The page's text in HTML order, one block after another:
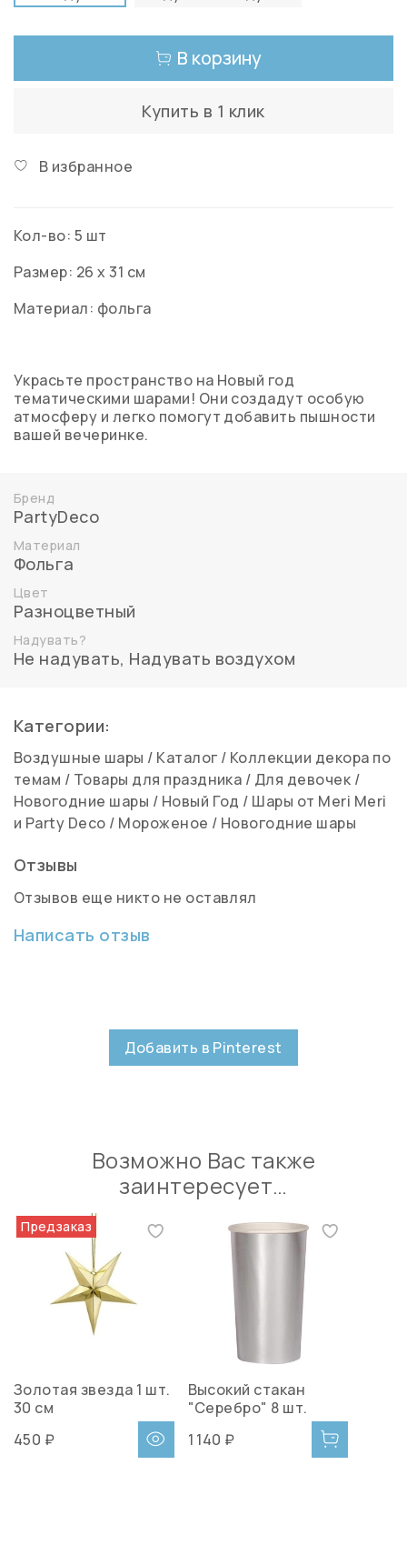
В корзину
Купить в 1 клик
В избранное
Кол-во: 5 шт
Размер: 26 x 31 см
Материал: фольга
Украсьте пространство на Новый год
тематическими шарами! Они создадут особую
атмосферу и легко помогут добавить пышности
вашей вечеринке.
Бренд
PartyDeco
Материал
Фольга
Цвет
Разноцветный
Надувать?
Не надувать, Надувать воздухом
Категории:
Воздушные шары / Каталог / Коллекции декора по
темам / Товары для праздника / Для девочек /
Новогодние шары / Новый Год / Шары от Meri Meri
и Party Deco / Мороженое / Новогодние шары
Отзывы
Отзывов еще никто не оставлял
Написать отзыв
Добавить в Pinterest
Возможно Вас также
заинтересует…
Предзаказ
Золотая звезда 1 шт.
30 см
450 ₽
Высокий стакан
"Серебро" 8 шт.
1 140 ₽